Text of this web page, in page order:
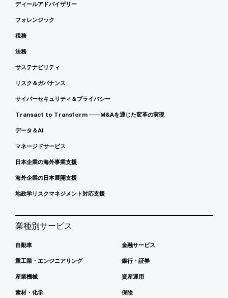
ディールアドバイザリー
フォレンジック
税務
法務
サステナビリティ
リスク＆ガバナンス
サイバーセキュリティ＆プライバシー
Transact to Transform ――M&Aを通じた変革の実現
データ＆AI
マネージドサービス
日本企業の海外事業支援
海外企業の日本展開支援
地政学リスクマネジメント対応支援
業種別サービス
自動車
重工業・エンジニアリング
産業機械
素材・化学
金融サービス
銀行・証券
資産運用
保険